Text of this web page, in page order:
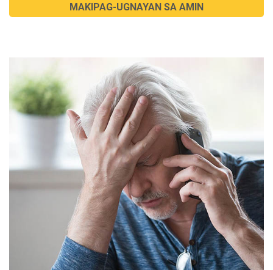
MAKIPAG-UGNAYAN SA AMIN